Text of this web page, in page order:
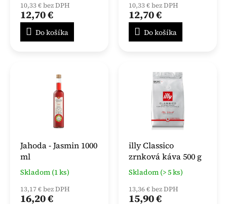
10,33 € bez DPH
12,70 €
Do košíka
10,33 € bez DPH
12,70 €
Do košíka
Jahoda - Jasmin 1000
ml
Skladom (1 ks)
13,17 € bez DPH
16,20 €
illy Classico
zrnková káva 500 g
Skladom (> 5 ks)
13,36 € bez DPH
15,90 €